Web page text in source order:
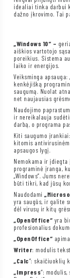
idealiai tinka darbui
dažno įkrovimo. Tai
„Windows 10“ –
aiškios vartotojo
poreikius. Sistema
laiko ir energijos.
Veiksminga apsauga:
kenkėjišką
saugumą. Nuolat
net naujausias
Naudojimo
ir nereikalauja
darbą, o programa
Kiti saugumo
kitomis
apsaugos lygį.
Nemokama ir
programinė įranga,
„Windows“. Jums
būti tikri, kad jūsų
Naudodami
yra saugūs, ir galite
dėl virusų ir kitų
„OpenOffice“ yra
profesionalius
„OpenOffice“
Writer: modulis
„Calc“: skaičiuoklių
„Impress“: